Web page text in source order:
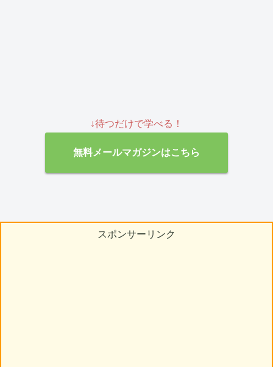
↓待つだけで学べる！
無料メールマガジンはこちら
スポンサーリンク